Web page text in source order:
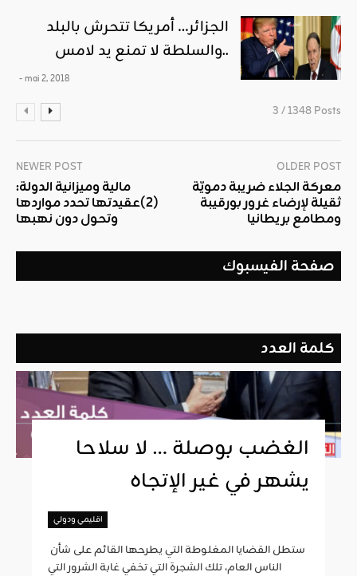
الجزائر… أمريكا تتحرش بالبلد
والسلطة لا تمنع يد لامس..
- mai 2, 2018
3 / 1348 Posts
NEWER POST
مالية وميزانية الدولة:
(2)عقيدتها تحدد مواردها
وتحول دون نهبها
OLDER POST
معركة الجلاء ضريبة دمويّة
ثقيلة لإرضاء غرور بورقيبة
ومطامع بريطانيا
صفحة الفيسبوك
كلمة العدد
الغضب بوصلة … لا سلاحا
يشهر في غير الإتجاه
اقليمي ودولي
الناس العام، تلك الشجرة التي تخفي غابة الشرور التي